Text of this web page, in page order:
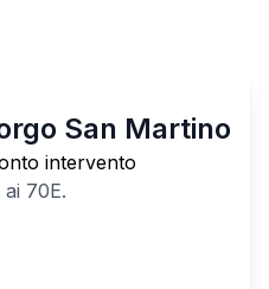
San Martino
intervento
ai 70E.